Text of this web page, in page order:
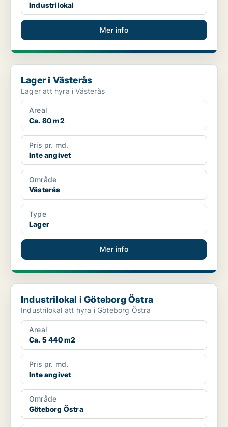
Industrilokal
Mer info
Lager i Västerås
Lager i Västerås
Lager att hyra i Västerås
Areal
Ca. 80 m2
Pris pr. md.
Inte angivet
Område
Västerås
Type
Lager
Mer info
Industrilokal i Göteborg Östra
Industrilokal i Göteborg Östra
Industrilokal att hyra i Göteborg Östra
Areal
Ca. 5 440 m2
Pris pr. md.
Inte angivet
Område
Göteborg Östra